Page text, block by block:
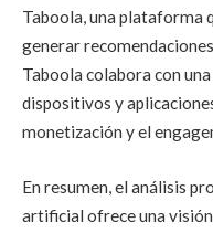
Taboola, una plataforma
generar
Taboola colabora con
dispositivos y
monetización y el
En resumen, el análisis
artificial ofrece una